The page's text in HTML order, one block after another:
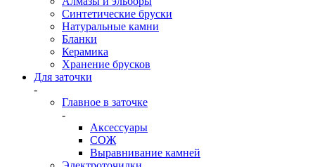
Синтетические бруски
Натуральные камни
Бланки
Керамика
Хранение брусков
Для заточки
-
Главное в заточке
-
Аксессуары
СОЖ
Выравнивание камней